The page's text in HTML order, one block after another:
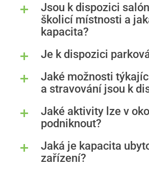
Jsou k dispozici
školicí místnosti a
kapacita?
Je k dispozici
Jaké možnosti
a stravování jsou k
Jaké aktivity lze v
podniknout?
Jaká je kapacita
zařízení?